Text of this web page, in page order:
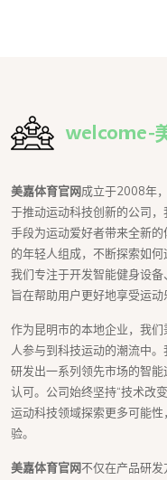
美嘉体育官网成立于2008年
于推动运动科技创新的公司
手段为运动爱好者带来全新
的年轻人组成，不断探索如
我们专注于开发智能健身设备
旨在帮助用户更好地享受运动
作为昆明市的本地企业，我
人参与到科技运动的潮流中
研发出一系列领先市场的智
认可。公司始终坚持“技术改
运动科技领域探索更多可能
验。
美嘉体育官网不仅在产品研